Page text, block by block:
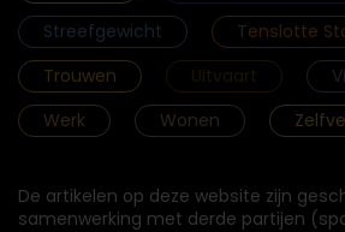
Streefgewicht
Tenslotte
Trouwen
Uitvaart
Werk
Wonen
De artikelen op deze website zijn
samenwerking met derde partijen